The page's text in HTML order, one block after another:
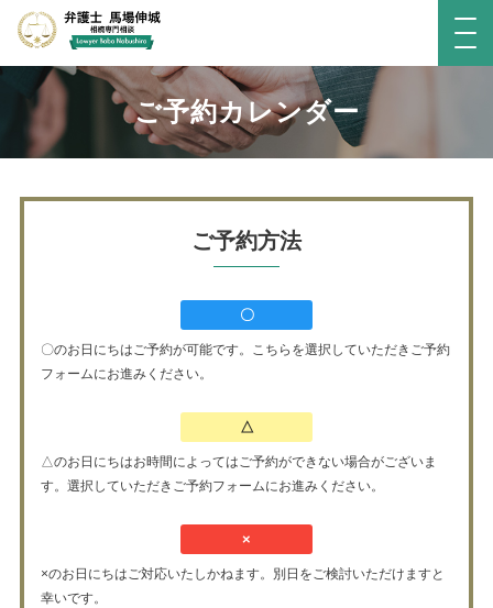
ご予約カレンダー
ご予約方法
〇
〇のお日にちはご予約が可能です。こちらを選択していただきご予約
フォームにお進みください。
△
△のお日にちはお時間によってはご予約ができない場合がございま
す。選択していただきご予約フォームにお進みください。
×
×のお日にちはご対応いたしかねます。別日をご検討いただけますと
幸いです。